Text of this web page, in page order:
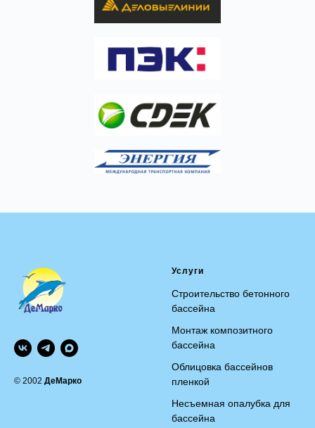
© 2002 ДеМарко
Услуги
Строительство бетонного
бассейна
Монтаж композитного
бассейна
Облицовка бассейнов
пленкой
Несъемная опалубка для
бассейна